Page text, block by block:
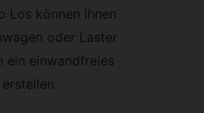
Los können Ihnen
oder Laster
ein einwandfreies